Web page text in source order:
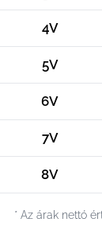
4V
5V
6V
7V
8V
* Az árak nettó